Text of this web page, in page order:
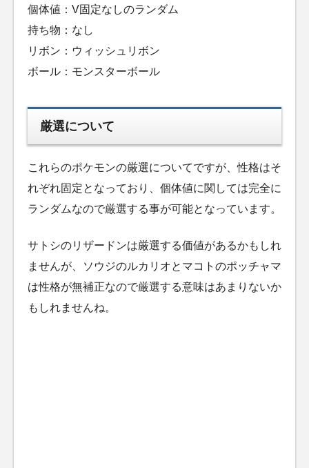
個体値：V固定なしのランダム
持ち物：なし
リボン：ウィッシュリボン
ボール：モンスターボール
厳選について
これらのポケモンの厳選についてですが、性格はそ
れぞれ固定となっており、個体値に関しては完全に
ランダムなので厳選する事が可能となっています。
サトシのリザードンは厳選する価値があるかもしれ
ませんが、ソウジのルカリオとマコトのポッチャマ
は性格が無補正なので厳選する意味はあまりないか
もしれませんね。